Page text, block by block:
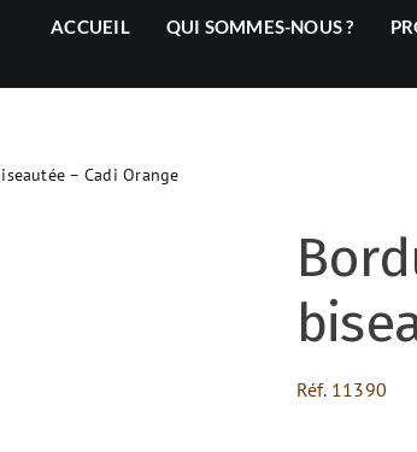
ACCUEIL QUI SOMMES-NOUS ?
– Cadi Orange
Réf. 11390